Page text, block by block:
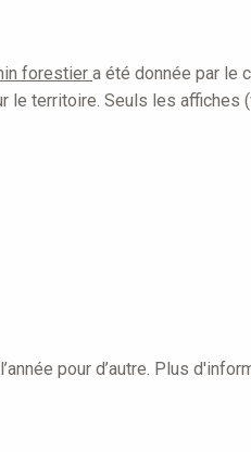
forestier a été donnée par le
le territoire. Seuls les affiches
pour d’autre. Plus